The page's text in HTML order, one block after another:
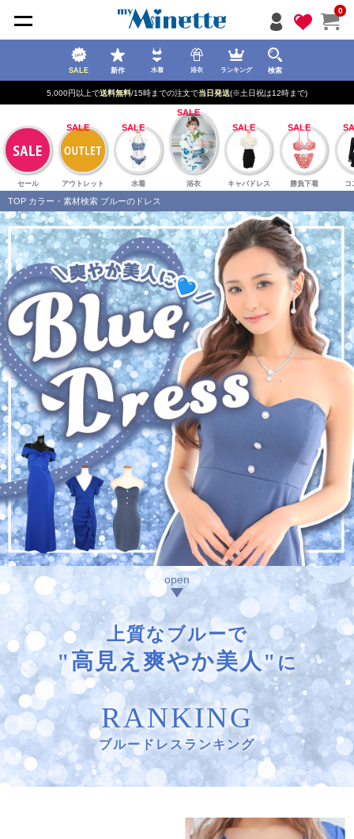
0
SALE 新作 水着 浴衣 ランキング 検索
新規登録で最大2500円OFF!
セール アウトレット 水着 浴衣 キャバドレス 勝負下着 コ
TOP カラー・素材検索 ブルーのドレス
上質なブルーで
"高見え爽やか美人" に
RANKING
ブルードレスランキング
ペー
ジト
ップ